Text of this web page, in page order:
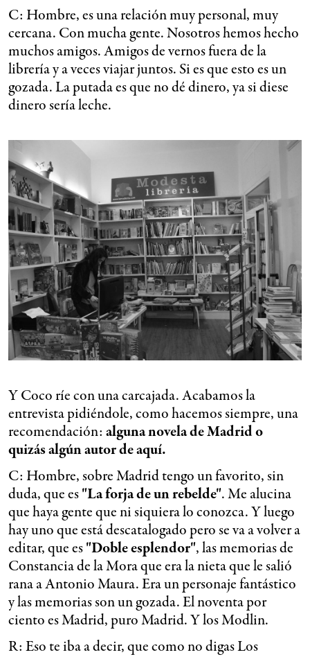
C: Hombre, es una relación muy personal, muy
cercana. Con mucha gente. Nosotros hemos hecho
muchos amigos. Amigos de vernos fuera de la
librería y a veces viajar juntos. Si es que esto es un
gozada. La putada es que no dé dinero, ya si diese
dinero sería leche.
Y Coco ríe con una carcajada. Acabamos la
entrevista pidiéndole, como hacemos siempre, una
recomendación: alguna novela de Madrid o
quizás algún autor de aquí.
C: Hombre, sobre Madrid tengo un favorito, sin
duda, que es"La forja de un rebelde". Me alucina
que haya gente que ni siquiera lo conozca. Y luego
hay uno que está descatalogado pero se va a volver a
editar, que es"Doble esplendor", las memorias de
Constancia de la Mora que era la nieta que le salió
rana a Antonio Maura. Era un personaje fantástico
y las memorias son un gozada. El noventa por
ciento es Madrid, puro Madrid. Y los Modlin.
R: Eso te iba a decir, que como no digas Los